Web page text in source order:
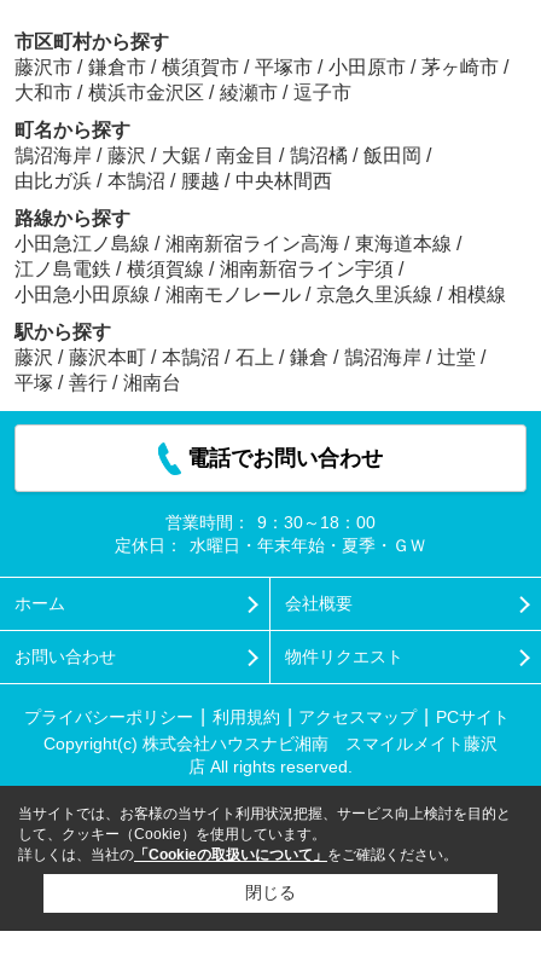
市区町村から探す
藤沢市 / 鎌倉市 / 横須賀市 / 平塚市 / 小田原市 / 茅ヶ崎市 /
大和市 / 横浜市金沢区 / 綾瀬市 / 逗子市
町名から探す
鵠沼海岸 / 藤沢 / 大鋸 / 南金目 / 鵠沼橘 / 飯田岡 /
由比ガ浜 / 本鵠沼 / 腰越 / 中央林間西
路線から探す
小田急江ノ島線 / 湘南新宿ライン高海 / 東海道本線 /
江ノ島電鉄 / 横須賀線 / 湘南新宿ライン宇須 /
小田急小田原線 / 湘南モノレール / 京急久里浜線 / 相模線
駅から探す
藤沢 / 藤沢本町 / 本鵠沼 / 石上 / 鎌倉 / 鵠沼海岸 / 辻堂 /
平塚 / 善行 / 湘南台
電話でお問い合わせ
営業時間：
9：30～18：00
定休日：
水曜日・年末年始・夏季・ＧＷ
ホーム 会社概要
お問い合わせ 物件リクエスト
プライバシーポリシー 利用規約 アクセスマップ
PCサイト
Copyright(c) 株式会社ハウスナビ湘南 スマイルメイト藤沢
店 All rights reserved.
当サイトでは、お客様の当サイト利用状況把握、サービス向上検討を目的と
して、クッキー（Cookie）を使用しています。
詳しくは、当社の 「Cookieの取扱いについて」 をご確認ください。
閉じる